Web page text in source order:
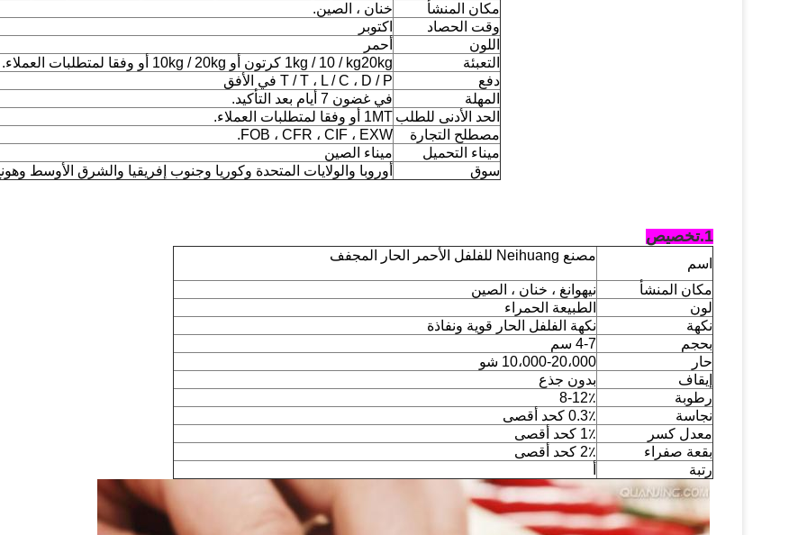
مكان المنشأ
خنان ، الصين.
وقت الحصاد
اكتوبر
اللون
أحمر
التعبئة
1kg / 10 / kg20kg كرتون أو 10kg / 20kg أو وفقا لمتطلبات العملاء.
دفع
T / T ، L / C ، D / P في الأفق
المهلة
في غضون 7 أيام بعد التأكيد.
الحد الأدنى للطلب 1MT أو وفقا لمتطلبات العملاء.
مصطلح التجارة
FOB ، CFR ، CIF ، EXW.
ميناء التحميل
ميناء الصين
سوق
أوروبا والولايات المتحدة وكوريا وجنوب إفريقيا والشرق الأوسط
1. تخصيص
اسم
مصنع Neihuang للفلفل الأحمر الحار المجفف
مكان المنشأ
نيهوانغ ، خنان ، الصين
لون
الطبيعة الحمراء
نكهة
نكهة الفلفل الحار قوية ونفاذة
بحجم
4-7 سم
حار
10،000-20،000 شو
إيقاف
بدون جذع
رطوبة
8-12٪
نجاسة
0.3٪ كحد أقصى
معدل كسر
1٪ كحد أقصى
بقعة صفراء
2٪ كحد أقصى
رتبة